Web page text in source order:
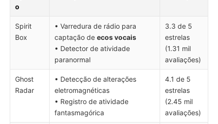
o
Spirit
Box
• Varredura de rádio para
captação de ecos vocais
• Detector de atividade
paranormal
3.3 de 5
estrelas
(1.31 mil
avaliações)
Ghost
Radar
• Detecção de alterações
eletromagnéticas
• Registro de atividade
fantasmagórica
4.1 de 5
estrelas
(2.45 mil
avaliações)